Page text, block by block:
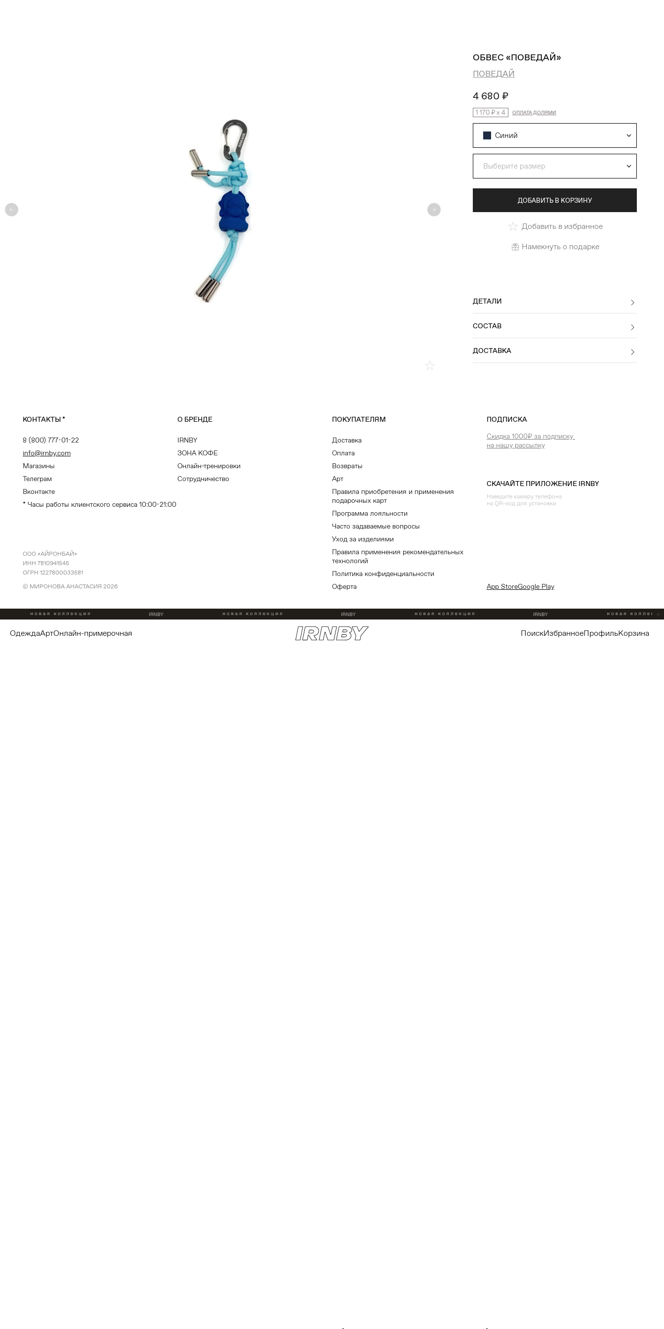
ОБВЕС «ПОВЕДАЙ»
ПОВЕДАЙ
4 680 ₽
1 170 ₽x 4 ОПЛАТА ДОЛЯМИ
Синий
Выберите размер
ДОБАВИТЬ В КОРЗИНУ
Добавить в избранное
Намекнуть о подарке
ДЕТАЛИ
СОСТАВ
ДОСТАВКА
КОНТАКТЫ*
8 (800) 777-01-22
info@irnby.com
Магазины
Телеграм
Вконтакте
* Часы работы клиентского сервиса 10:00-21:00
О БРЕНДЕ
IRNBY
ЗОНА КОФЕ
Онлайн-тренировки
Сотрудничество
ПОКУПАТЕЛЯМ
Доставка
Оплата
Возвраты
Арт
Правила приобретения и применения
подарочных карт
Программа лояльности
Часто задаваемые вопросы
Уход за изделиями
Правила применения рекомендательных
технологий
Политика конфиденциальности
Оферта
ПОДПИСКА
Скидка 1000₽ за подписку
на нашу рассылку
СКАЧАЙТЕ ПРИЛОЖЕНИЕ IRNBY
Наведите камеру телефона
на QR-код для установки
App StoreGoogle Play
ООО «АЙРОНБАЙ»
ИНН 7810941545
ОГРН 1227800033581
© МИРОНОВА АНАСТАСИЯ 2026
одежда арт онлайн-примерочная поиск избранное профиль корзина